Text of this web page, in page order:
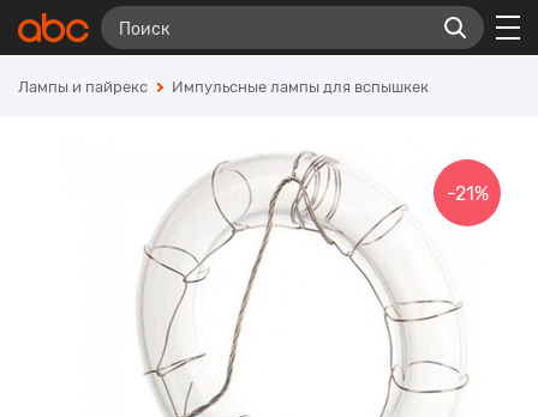
Лампы и пайрекс Импульсные лампы для вспышкек
-21%